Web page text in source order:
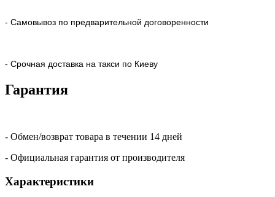
- Самовывоз по предварительной договоренности
- Срочная доставка на такси по Киеву
Гарантия
- Обмен/возврат товара в течении 14 дней
- Официальная гарантия от производителя
Характеристики